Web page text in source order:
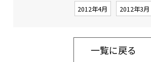
2012年4月 2012年3月
一覧に戻る